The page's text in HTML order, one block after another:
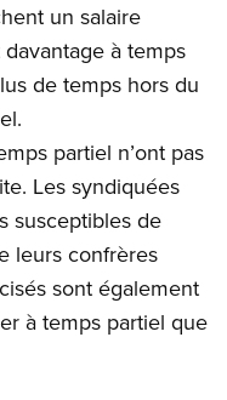
un salaire
à temps
de temps hors du
partiel n’ont pas
Les syndiquées
susceptibles de
leurs confrères
sont également
à temps partiel que